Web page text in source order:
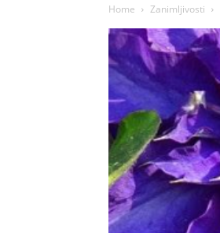
Home Zanimljivosti